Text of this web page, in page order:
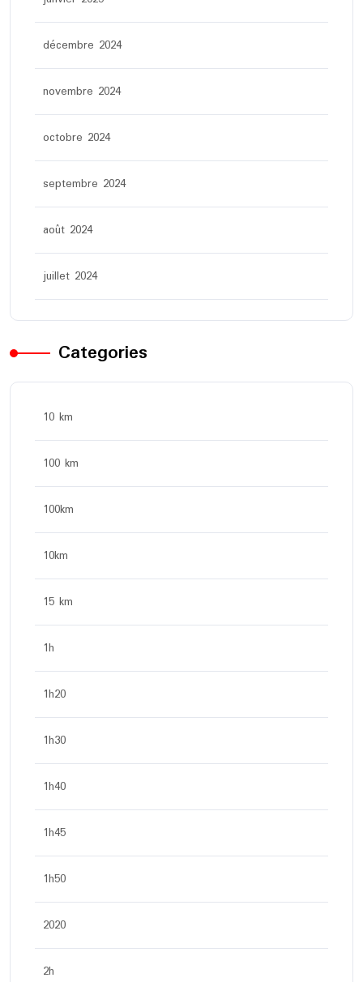
décembre 2024
novembre 2024
octobre 2024
septembre 2024
août 2024
juillet 2024
Categories
10 km
100 km
100km
10km
15 km
1h
1h20
1h30
1h40
1h45
1h50
2020
2h